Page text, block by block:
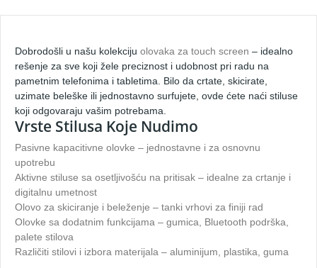
Dobrodošli u našu kolekciju olovaka za touch screen – idealno
rešenje za sve koji žele preciznost i udobnost pri radu na
pametnim telefonima i tabletima. Bilo da crtate, skicirate,
uzimate beleške ili jednostavno surfujete, ovde ćete naći stiluse
koji odgovaraju vašim potrebama.
Vrste Stilusa Koje Nudimo
Pasivne kapacitivne olovke – jednostavne i za osnovnu
upotrebu
Aktivne stiluse sa osetljivošću na pritisak – idealne za crtanje i
digitalnu umetnost
Olovo za skiciranje i beleženje – tanki vrhovi za finiji rad
Olovke sa dodatnim funkcijama – gumica, Bluetooth podrška,
palete stilova
Različiti stilovi i izbora materijala – aluminijum, plastika, guma